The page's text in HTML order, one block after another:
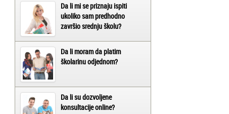
Da li mi se priznaju ispiti
ukoliko sam predhodno
završio srednju školu?
Da li moram da platim
školarinu odjednom?
Da li su dozvoljene
konsultacije online?